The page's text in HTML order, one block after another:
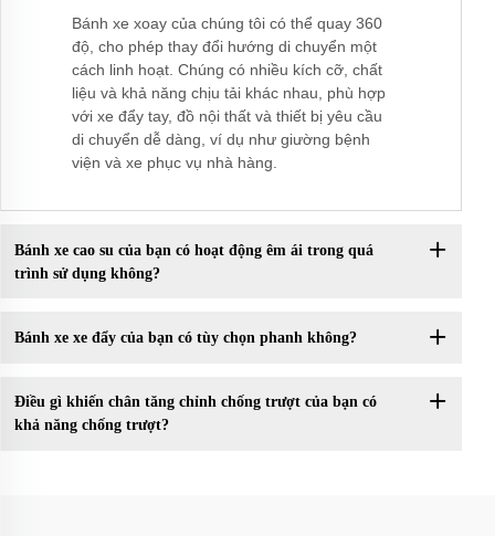
Bánh xe xoay của chúng tôi có thể quay 360
độ, cho phép thay đổi hướng di chuyển một
cách linh hoạt. Chúng có nhiều kích cỡ, chất
liệu và khả năng chịu tải khác nhau, phù hợp
với xe đẩy tay, đồ nội thất và thiết bị yêu cầu
di chuyển dễ dàng, ví dụ như giường bệnh
viện và xe phục vụ nhà hàng.
Bánh xe cao su của bạn có hoạt động êm ái trong quá
trình sử dụng không?
Bánh xe xe đẩy của bạn có tùy chọn phanh không?
Điều gì khiến chân tăng chỉnh chống trượt của bạn có
khả năng chống trượt?